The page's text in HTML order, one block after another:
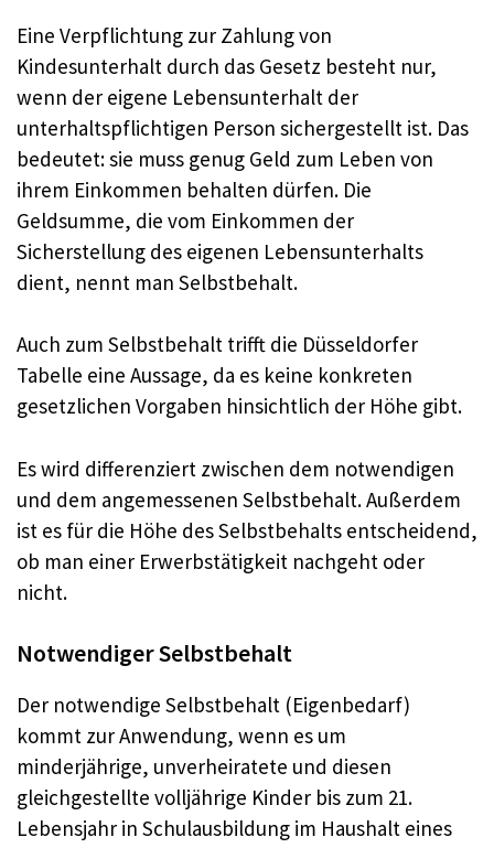
Eine Verpflichtung zur Zahlung von
Kindesunterhalt durch das Gesetz besteht nur,
wenn der eigene Lebensunterhalt der
unterhaltspflichtigen Person sichergestellt ist. Das
bedeutet: sie muss genug Geld zum Leben von
ihrem Einkommen behalten dürfen. Die
Geldsumme, die vom Einkommen der
Sicherstellung des eigenen Lebensunterhalts
dient, nennt man Selbstbehalt.
Auch zum Selbstbehalt trifft die Düsseldorfer
Tabelle eine Aussage, da es keine konkreten
gesetzlichen Vorgaben hinsichtlich der Höhe gibt.
Es wird differenziert zwischen dem notwendigen
und dem angemessenen Selbstbehalt. Außerdem
ist es für die Höhe des Selbstbehalts entscheidend,
ob man einer Erwerbstätigkeit nachgeht oder
nicht.
Notwendiger Selbstbehalt
Der notwendige Selbstbehalt (Eigenbedarf)
kommt zur Anwendung, wenn es um
minderjährige, unverheiratete und diesen
gleichgestellte volljährige Kinder bis zum 21.
Lebensjahr in Schulausbildung im Haushalt eines